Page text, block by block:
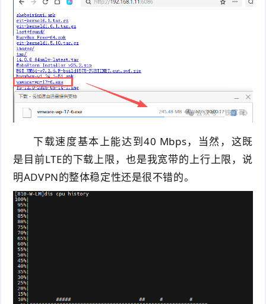
下载速度基本上能达到40 Mbps，当然，这既
是目前LTE的下载上限，也是我宽带的上行上限，说
明ADVPN的整体稳定性还是很不错的。